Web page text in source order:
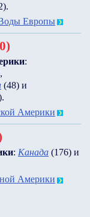
.
Европы
:
,
(48) и
.
Америки
: Канада (176) и
Америки